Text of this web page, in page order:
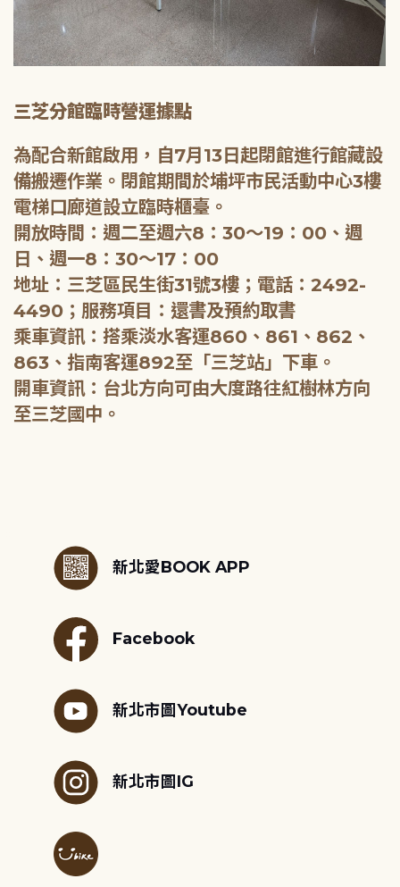
三芝分館臨時營運據點
為配合新館啟用，自7月13日起閉館進行館藏設
備搬遷作業。閉館期間於埔坪市民活動中心3樓
電梯口廊道設立臨時櫃臺。
開放時間：週二至週六8：30～19：00、週
日、週一8：30～17：00
地址：三芝區民生街31號3樓；電話：2492-
4490；服務項目：還書及預約取書
乘車資訊：搭乘淡水客運860、861、862、
863、指南客運892至「三芝站」下車。
開車資訊：台北方向可由大度路往紅樹林方向
至三芝國中。
新北愛BOOK APP
Facebook
新北市圖Youtube
新北市圖IG